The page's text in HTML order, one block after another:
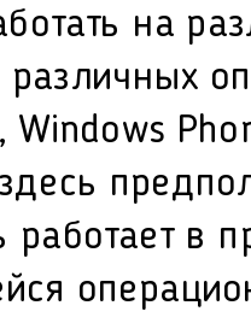
на
различных
Windows
работает в